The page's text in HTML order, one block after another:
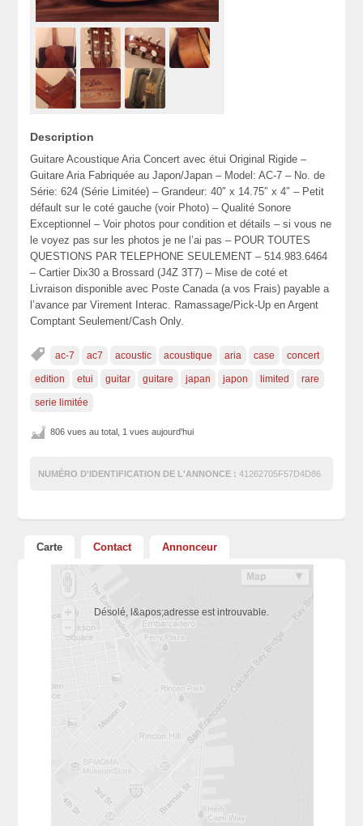
Description
Guitare Acoustique Aria Concert avec étui Original Rigide –
Guitare Aria Fabriquée au Japon/Japan – Model: AC-7 – No. de
Série: 624 (Série Limitée) – Grandeur: 40″ x 14.75″ x 4″ – Petit
défault sur le coté gauche (voir Photo) – Qualité Sonore
Exceptionnel – Voir photos pour condition et détails – si vous ne
le voyez pas sur les photos je ne l’ai pas – POUR TOUTES
QUESTIONS PAR TELEPHONE SEULEMENT – 514.983.6464
– Cartier Dix30 a Brossard (J4Z 3T7) – Mise de coté et
Livraison disponible avec Poste Canada (a vos Frais) payable a
l’avance par Virement Interac. Ramassage/Pick-Up en Argent
Comptant Seulement/Cash Only.
ac-7 ac7 acoustic acoustique aria case concert
edition etui guitar guitare japan japon limited rare
serie limitée
806 vues au total, 1 vues aujourd'hui
NUMÉRO D'IDENTIFICATION DE L'ANNONCE : 41262705F57D4D86
Carte Contact Annonceur
Désolé, l&apos;adresse est introuvable.